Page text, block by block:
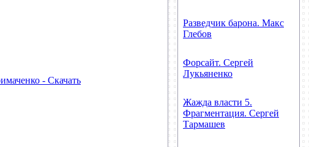
- Скачать
Разведчик барона. Макс
Глебов
Форсайт. Сергей
Лукьяненко
Жажда власти 5.
Фрагментация. Сергей
Тармашев